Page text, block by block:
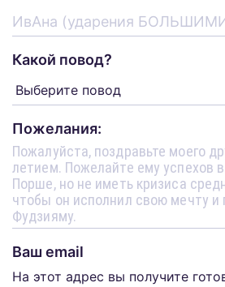
Какой повод?
Пожелания:
Ваш email
На этот адрес вы получите